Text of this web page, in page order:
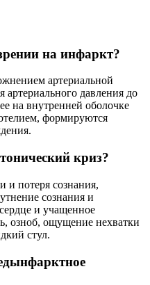
на инфаркт?
артериальной
давления до
на внутренней оболочке
формируются
криз?
и потеря сознания,
сознания и
и учащенное
озноб, ощущение нехватки
стул.